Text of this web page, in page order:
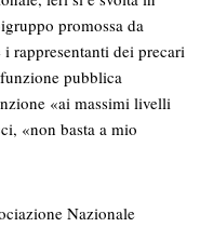
promossa da
rappresentanti dei precari
pubblica
«ai massimi livelli
«non basta a mio
Nazionale